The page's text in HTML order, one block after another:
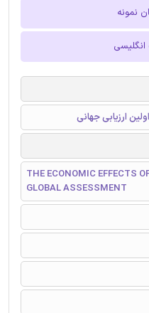
نمونه
انگلیسی
ارزیابی جهانی
THE ECONOMIC EFFECTS
GLOBAL ASSESSMENT